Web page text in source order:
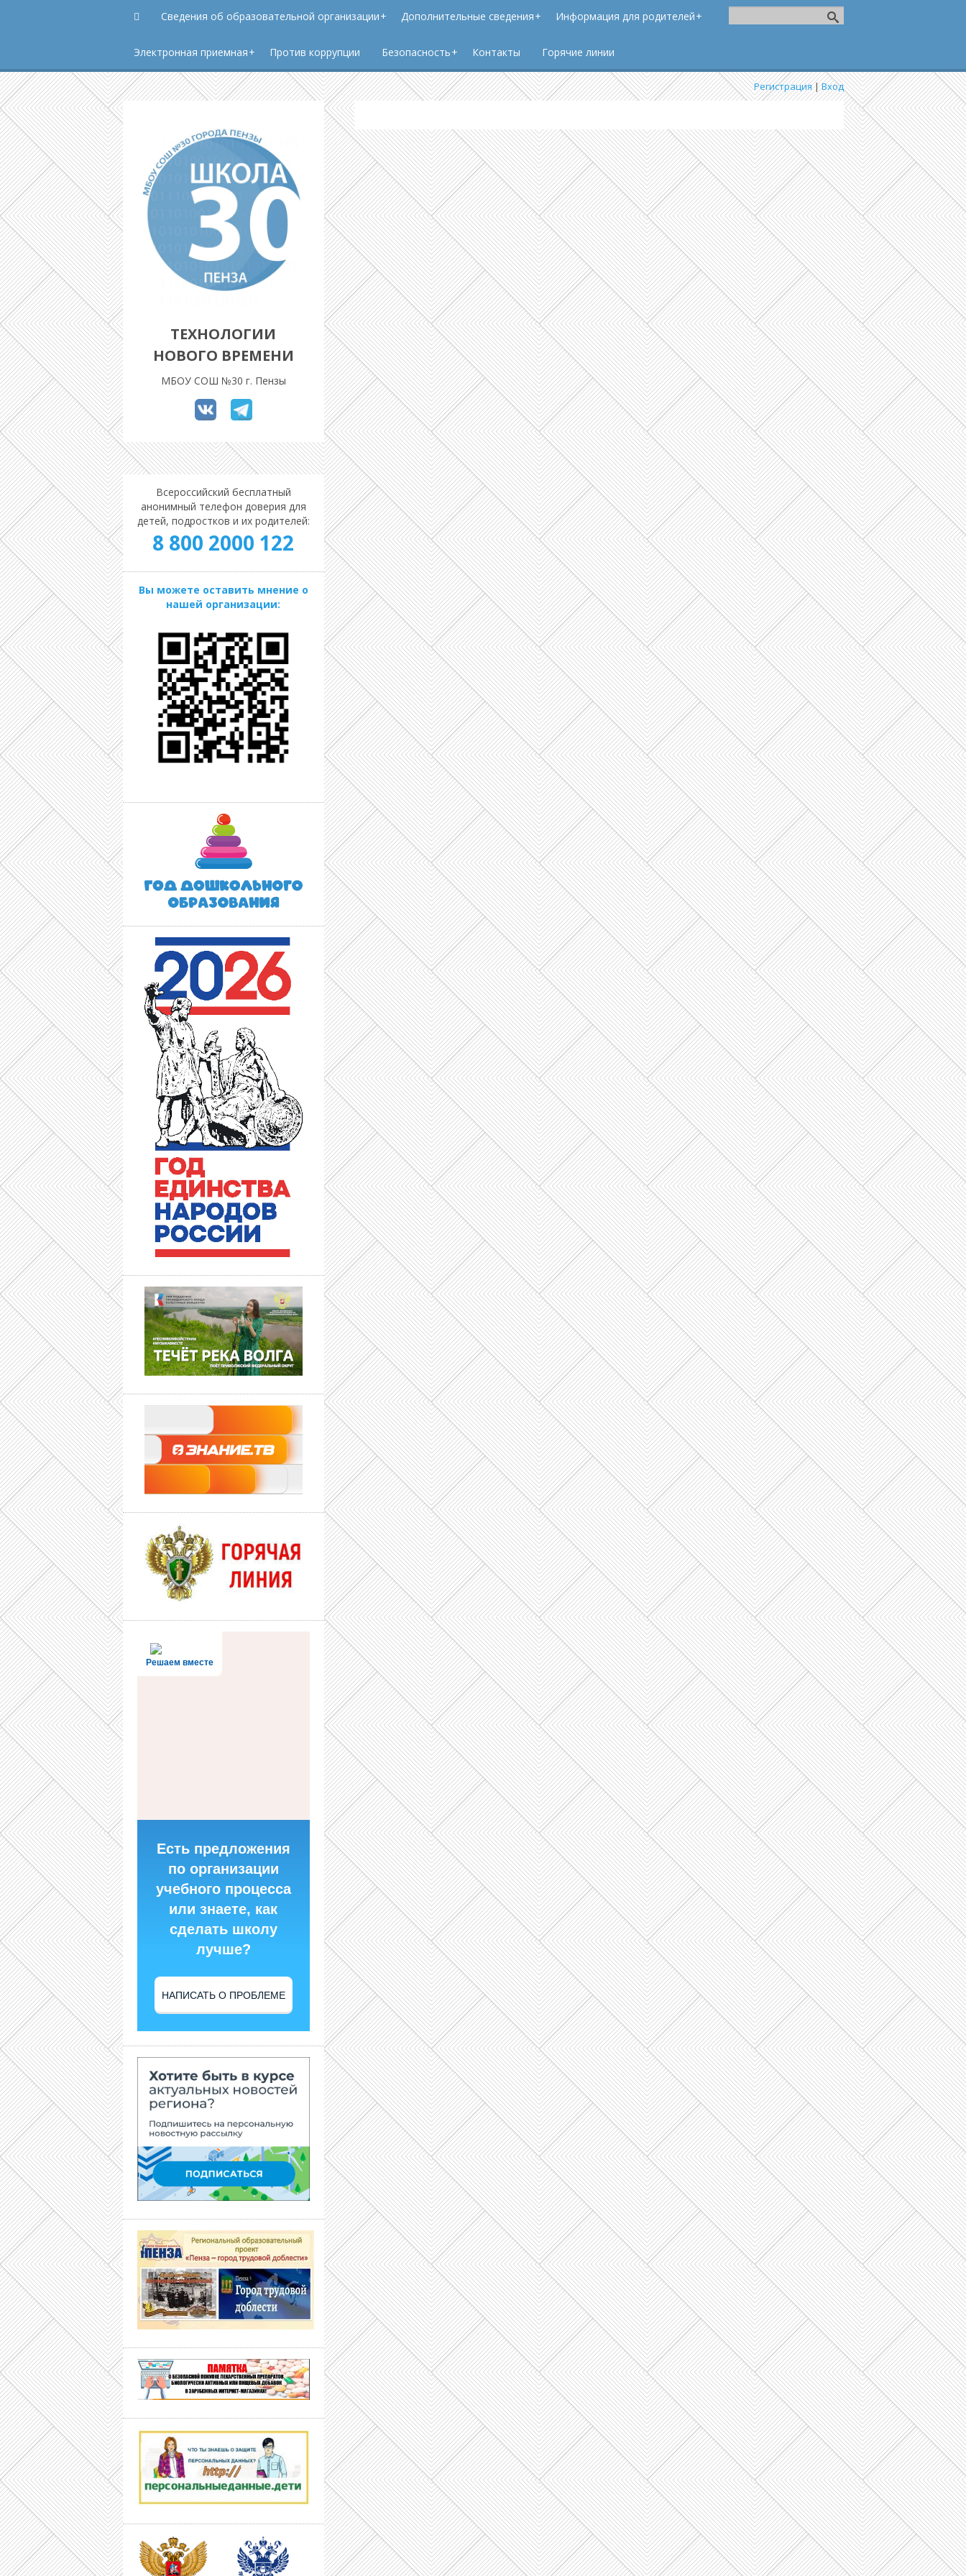
Сведения об образовательной организации Дополнительные сведения Информация для родителей
Электронная приемная Против коррупции Безопасность Контакты Горячие линии
Регистрация|Вход
ТЕХНОЛОГИИ
НОВОГО ВРЕМЕНИ
МБОУ СОШ №30 г. Пензы
Всероссийский бесплатный
анонимный телефон доверия для
детей, подростков и их родителей:
8 800 2000 122
Вы можете оставить мнение о
нашей организации:
Решаем вместе
Есть предложения
по организации
учебного процесса
или знаете, как
сделать школу
лучше?
НАПИСАТЬ О ПРОБЛЕМЕ